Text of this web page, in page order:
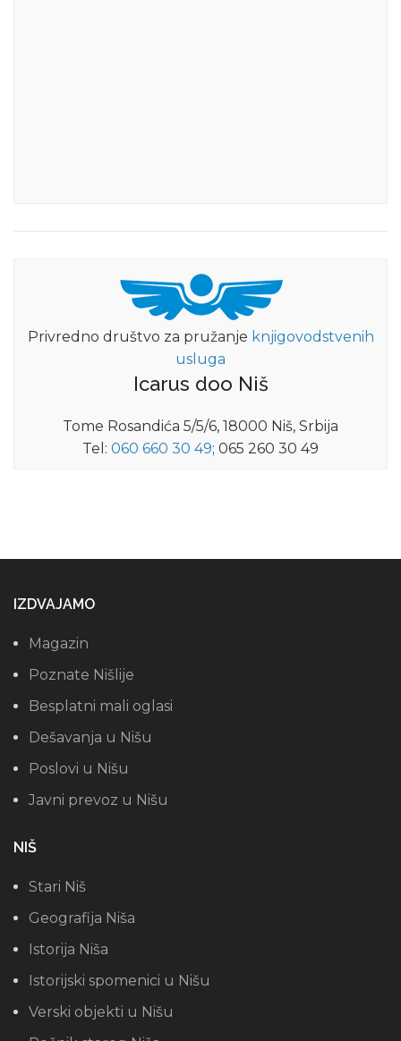
Privredno društvo za pružanje knjigovodstvenih
usluga
Icarus doo Niš
Tome Rosandića 5/5/6, 18000 Niš, Srbija
Tel: 060 660 30 49; 065 260 30 49
IZDVAJAMO
Magazin
Poznate Nišlije
Besplatni mali oglasi
Dešavanja u Nišu
Poslovi u Nišu
Javni prevoz u Nišu
NIŠ
Stari Niš
Geografija Niša
Istorija Niša
Istorijski spomenici u Nišu
Verski objekti u Nišu